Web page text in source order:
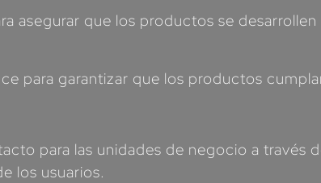
asegurar que los productos se
para garantizar que los productos
para las unidades de negocio a través
los usuarios.